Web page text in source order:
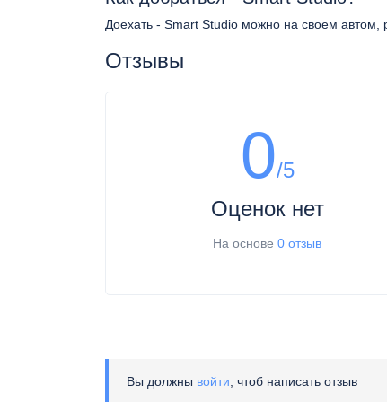
Доехать - Smart Studio можно на своем автом,
Отзывы
0/5
Оценок нет
На основе0 отзыв
Вы должны войти , чтоб написать отзыв